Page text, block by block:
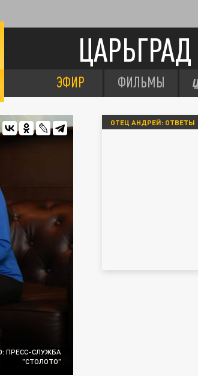
ЦАРЬГРАД
ЭФИР ФИЛЬМЫ
ПРЕСС-СЛУЖБА
"СТОЛОТО"
ОТЕЦ АНДРЕЙ: ОТВЕТЫ